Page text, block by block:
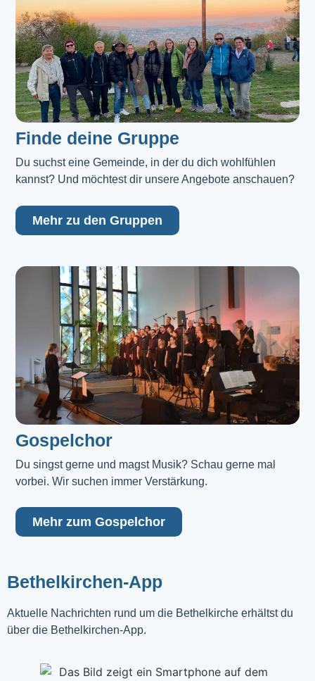
Finde deine Gruppe
Du suchst eine Gemeinde, in der du dich wohlfühlen
kannst? Und möchtest dir unsere Angebote anschauen?
Mehr zu den Gruppen
Gospelchor
Du singst gerne und magst Musik? Schau gerne mal
vorbei. Wir suchen immer Verstärkung.
Mehr zum Gospelchor
Bethelkirchen-App
Aktuelle Nachrichten rund um die Bethelkirche erhältst du
über die Bethelkirchen-App.